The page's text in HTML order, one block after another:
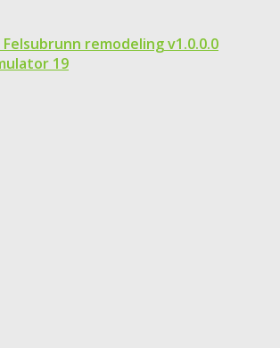
remodeling v1.0.0.0
19